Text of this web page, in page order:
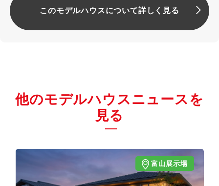
このモデルハウスについて詳しく見る
他のモデルハウスニュースを
見る
富山展示場